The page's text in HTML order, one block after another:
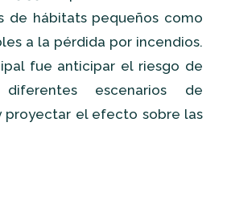
de hábitats pequeños como
a la pérdida por incendios.
fue anticipar el riesgo de
escenarios de
proyectar el efecto sobre las